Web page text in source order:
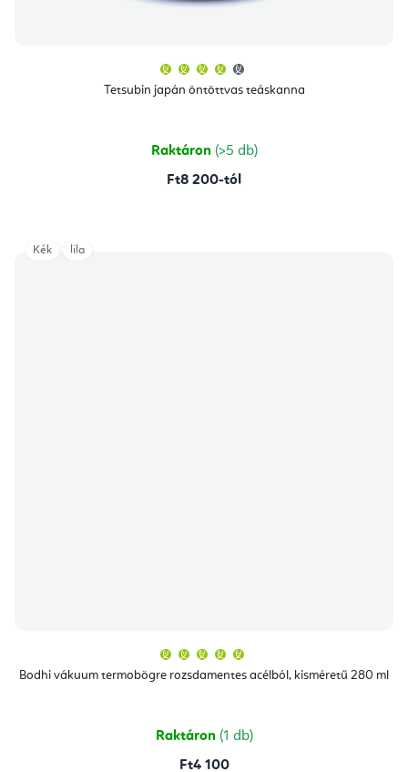
Tetsubin japán öntöttvas teáskanna
átlagos
értékelése
csillag.
Raktáron (>5 db)
Ft8 200-tól
Bodhi vákuum termobögre rozsdamentes acélból, kisméretű 280 ml
átlagos
értékelése
csillag.
Raktáron (1 db)
Ft4 100
Kék lila